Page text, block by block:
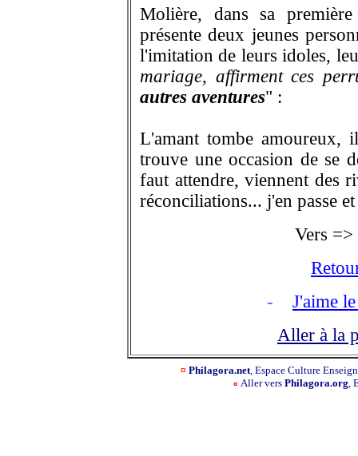
Molière, dans sa
présente deux jeunes
l'imitation de leurs idoles,
mariage, affirment ces
autres aventures" :
L'amant tombe amoureux,
trouve une occasion de se
faut attendre, viennent des
réconciliations... j'en passe
Vers =>
-
J'aime
Aller à la
¤ Philagora.net, Espace Culture
¤ Aller vers Philagora.org,